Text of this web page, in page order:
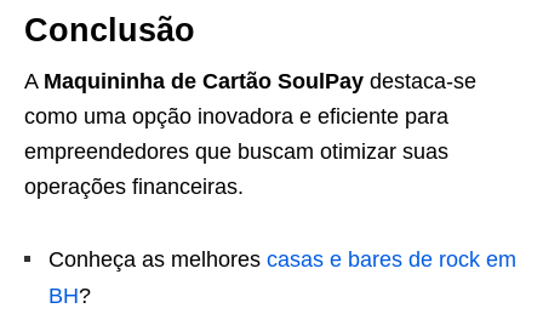
Conclusão
A Maquininha de Cartão SoulPay destaca-se
como uma opção inovadora e eficiente para
empreendedores que buscam otimizar suas
operações financeiras.
Conheça as melhores casas e bares de rock em
BH?